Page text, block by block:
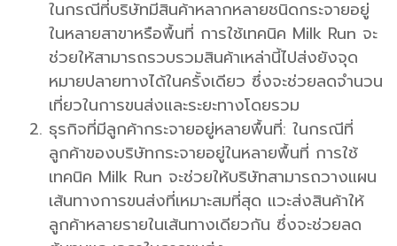
ในกรณีที่บริษัทมีสินค้าหลากหลายชนิดกระจายอยู่
ในหลายสาขาหรือพื้นที่ การใช้เทคนิค Milk Run จะ
ช่วยให้สามารถรวบรวมสินค้าเหล่านี้ไปส่งยังจุด
หมายปลายทางได้ในครั้งเดียว ซึ่งจะช่วยลดจำนวน
เที่ยวในการขนส่งและระยะทางโดยรวม
ธุรกิจที่มีลูกค้ากระจายอยู่หลายพื้นที่: ในกรณีที่
ลูกค้าของบริษัทกระจายอยู่ในหลายพื้นที่ การใช้
เทคนิค Milk Run จะช่วยให้บริษัทสามารถวางแผน
เส้นทางการขนส่งที่เหมาะสมที่สุด แวะส่งสินค้าให้
ลูกค้าหลายรายในเส้นทางเดียวกัน ซึ่งจะช่วยลด